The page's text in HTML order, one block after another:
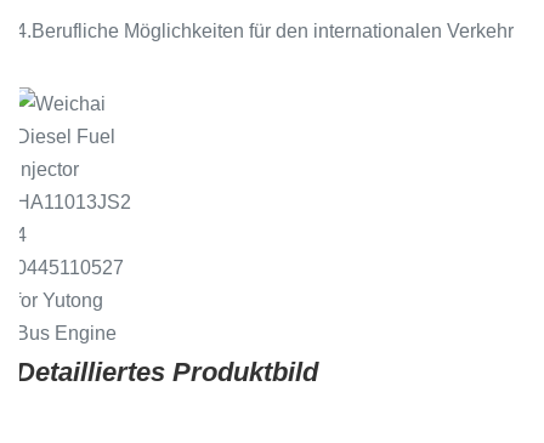
4.Berufliche Möglichkeiten für den internationalen Verkehr
Detailliertes Produktbild